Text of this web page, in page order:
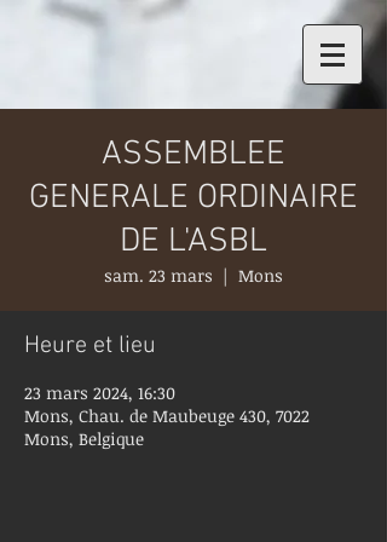
ASSEMBLEE
GENERALE ORDINAIRE
DE L'ASBL
sam. 23 mars
  |
Mons
Heure et lieu
23 mars 2024, 16:30
Mons, Chau. de Maubeuge 430, 7022
Mons, Belgique